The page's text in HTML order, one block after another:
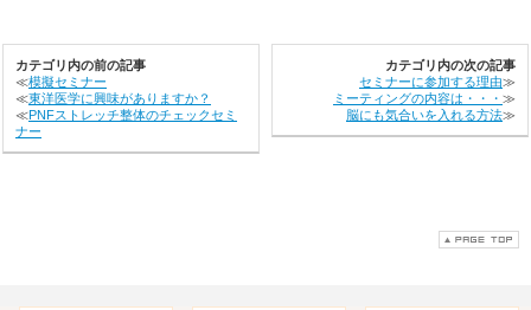
カテゴリ内の前の記事
≪模擬セミナー
≪東洋医学に興味がありますか？
≪PNFストレッチ整体のチェックセミ
ナー
カテゴリ内の次の記事
セミナーに参加する理由≫
ミーティングの内容は・・・ ≫
脳にも気合いを入れる方法≫